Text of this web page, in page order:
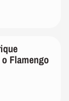
Flamengo